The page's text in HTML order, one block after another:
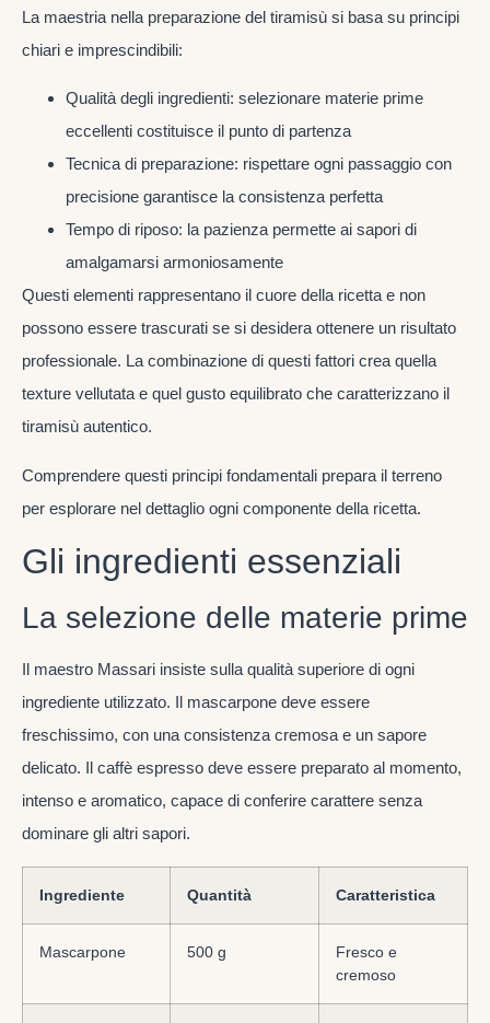
La maestria nella preparazione del tiramisù si basa su principi
chiari e imprescindibili:
Qualità degli ingredienti: selezionare materie prime
eccellenti costituisce il punto di partenza
Tecnica di preparazione: rispettare ogni passaggio con
precisione garantisce la consistenza perfetta
Tempo di riposo: la pazienza permette ai sapori di
amalgamarsi armoniosamente
Questi elementi rappresentano il cuore della ricetta e non
possono essere trascurati se si desidera ottenere un risultato
professionale. La combinazione di questi fattori crea quella
texture vellutata e quel gusto equilibrato che caratterizzano il
tiramisù autentico.
Comprendere questi principi fondamentali prepara il terreno
per esplorare nel dettaglio ogni componente della ricetta.
Gli ingredienti essenziali
La selezione delle materie prime
Il maestro Massari insiste sulla qualità superiore di ogni
ingrediente utilizzato. Il mascarpone deve essere
freschissimo, con una consistenza cremosa e un sapore
delicato. Il caffè espresso deve essere preparato al momento,
intenso e aromatico, capace di conferire carattere senza
dominare gli altri sapori.
Ingrediente Quantità Caratteristica
Mascarpone 500 g
Fresco e
cremoso